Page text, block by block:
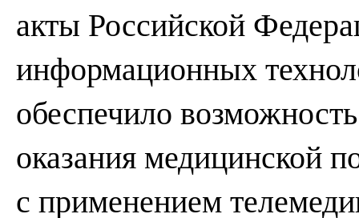
акты Российской
информационных
обеспечило
оказания медицинской
с применением